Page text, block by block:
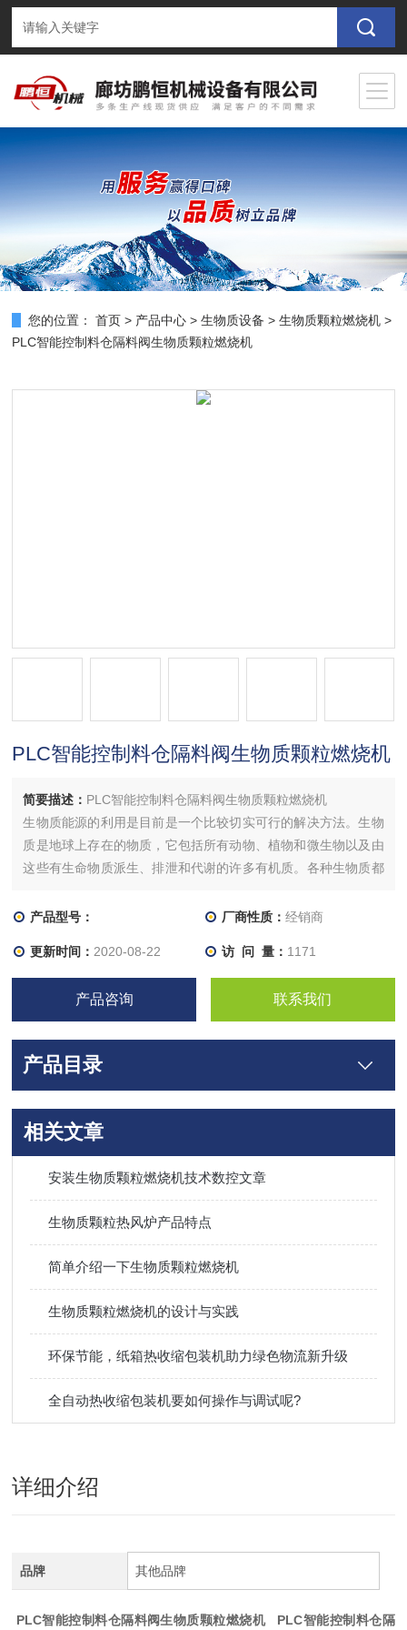
您的位置： 首页 > 产品中心 >生物质设备 >生物质颗粒燃烧机 >
PLC智能控制料仓隔料阀生物质颗粒燃烧机
PLC智能控制料仓隔料阀生物质颗粒燃烧机
简要描述： PLC智能控制料仓隔料阀生物质颗粒燃烧机
生物质能源的利用是目前是一个比较切实可行的解决方法。生物
质是地球上存在的物质，它包括所有动物、植物和微生物以及由
这些有生命物质派生、排泄和代谢的许多有机质。各种生物质都
质能。
产品型号： 厂商性质： 经销商
更新时间： 2020-08-22 访 问 量： 1171
产品咨询 联系我们
产品目录
相关文章
安装生物质颗粒燃烧机技术数控文章
生物质颗粒热风炉产品特点
简单介绍一下生物质颗粒燃烧机
生物质颗粒燃烧机的设计与实践
环保节能，纸箱热收缩包装机助力绿色物流新升级
全自动热收缩包装机要如何操作与调试呢?
详细介绍
品牌 其他品牌
PLC智能控制料仓隔料阀生物质颗粒燃烧机 PLC智能控制料仓隔